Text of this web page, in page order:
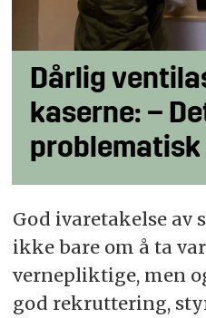
Dårlig
kaserne: –
problematisk
God ivaretakelse av
ikke bare om å ta
vernepliktige, men
god rekruttering,